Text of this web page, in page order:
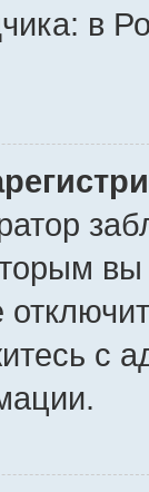
в
вы
с